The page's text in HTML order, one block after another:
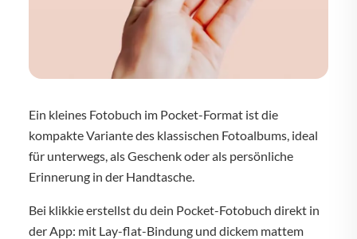
Ein kleines Fotobuch im Pocket-Format ist die
kompakte Variante des klassischen Fotoalbums, ideal
für unterwegs, als Geschenk oder als persönliche
Erinnerung in der Handtasche.
Bei klikkie erstellst du dein Pocket-Fotobuch direkt in
der App: mit Lay-flat-Bindung und dickem mattem